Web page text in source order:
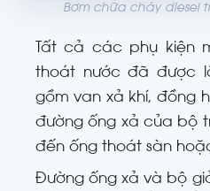
Bơm chữa cháy diesel
Tất cả các phụ kiện
thoát nước đã được
gồm van xả khí, đồng
đường ống xả của bộ
đến ống thoát sàn
Đường ống xả và bộ